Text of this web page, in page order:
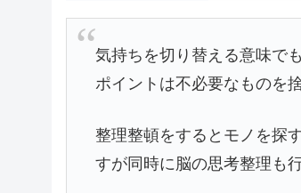
気持ちを切り替える意味で
ポイントは不必要なものを
整理整頓をするとモノを探
すが同時に脳の思考整理も